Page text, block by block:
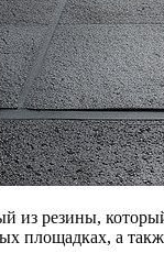
из резины,
площадках, а